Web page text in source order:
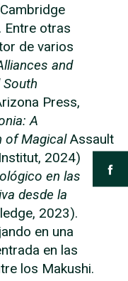
Entre otras
de varios
and
Press,
A
of MagicalAssault
2024)
en las
desde la
2023).
en una
en las
los Makushi.